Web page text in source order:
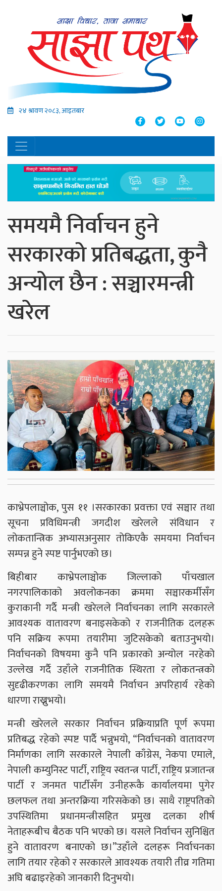
२४ श्रावण २०८३, आइतबार
समयमै निर्वाचन हुने
सरकारको प्रतिबद्धता, कुनै
अन्योल छैन : सञ्चारमन्त्री
खरेल
काभ्रेपलाञ्चोक, पुस ११ ।सरकारका प्रवक्ता एवं सञ्चार तथा
सूचना प्रविधिमन्त्री जगदीश खरेलले संविधान र
लोकतान्त्रिक अभ्यासअनुसार तोकिएकै समयमा निर्वाचन
सम्पन्न हुने स्पष्ट पार्नुभएको छ।
बिहीबार काभ्रेपलाञ्चोक जिल्लाको पाँचखाल
नगरपालिकाको अवलोकनका क्रममा सञ्चारकर्मीसँग
कुराकानी गर्दै मन्त्री खरेलले निर्वाचनका लागि सरकारले
आवश्यक वातावरण बनाइसकेको र राजनीतिक दलहरू
पनि सक्रिय रूपमा तयारीमा जुटिसकेको बताउनुभयो।
निर्वाचनको विषयमा कुनै पनि प्रकारको अन्योल नरहेको
उल्लेख गर्दै उहाँले राजनीतिक स्थिरता र लोकतन्त्रको
सुदृढीकरणका लागि समयमै निर्वाचन अपरिहार्य रहेको
धारणा राख्नुभयो।
मन्त्री खरेलले सरकार निर्वाचन प्रक्रियाप्रति पूर्ण रूपमा
प्रतिबद्ध रहेको स्पष्ट पार्दै भन्नुभयो, “निर्वाचनको वातावरण
निर्माणका लागि सरकारले नेपाली काँग्रेस, नेकपा एमाले,
नेपाली कम्युनिस्ट पार्टी, राष्ट्रिय स्वतन्त्र पार्टी, राष्ट्रिय प्रजातन्त्र
पार्टी र जनमत पार्टीसँग उनीहरूकै कार्यालयमा पुगेर
छलफल तथा अन्तरक्रिया गरिसकेको छ। साथै राष्ट्रपतिको
उपस्थितिमा प्रधानमन्त्रीसहित प्रमुख दलका शीर्ष
नेताहरूबीच बैठक पनि भएको छ। यसले निर्वाचन सुनिश्चित
हुने वातावरण बनाएको छ।”उहाँले दलहरू निर्वाचनका
लागि तयार रहेको र सरकारले आवश्यक तयारी तीव्र गतिमा
अघि बढाइरहेको जानकारी दिनुभयो।